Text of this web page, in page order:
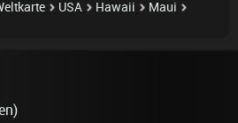
USA Hawaii
Maui